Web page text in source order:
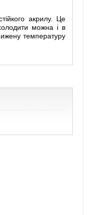
акрилу. Це
можна і в
температуру